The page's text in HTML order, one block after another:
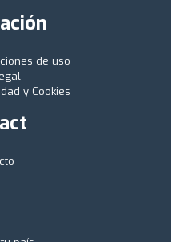
de uso
y Cookies